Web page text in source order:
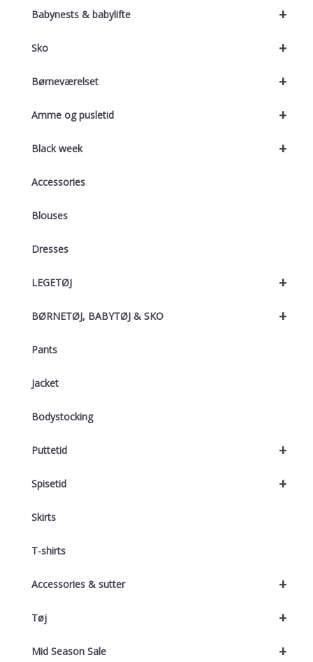
+
Babynests & babylifte
+
Sko
+
Børneværelset
+
Amme og pusletid
+
Black week
Accessories
Blouses
Dresses
+
LEGETØJ
+
BØRNETØJ, BABYTØJ & SKO
Pants
Jacket
Bodystocking
+
Puttetid
+
Spisetid
Skirts
T-shirts
+
Accessories & sutter
+
Tøj
+
Mid Season Sale